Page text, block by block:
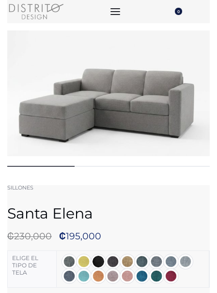
0
SILLONES
Santa Elena
₡230,000 ₡195,000
ELIGE EL
TIPO DE
TELA